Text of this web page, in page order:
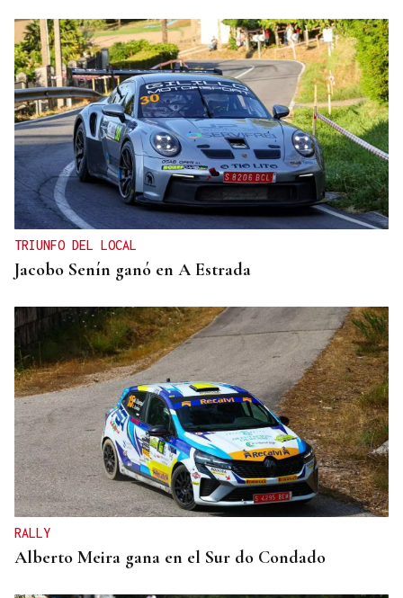
TRIUNFO DEL LOCAL
Jacobo Senín ganó en A Estrada
RALLY
Alberto Meira gana en el Sur do Condado